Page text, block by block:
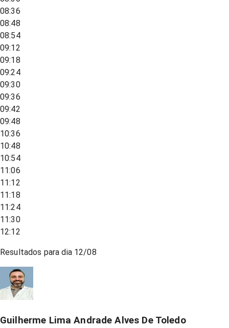
08:36
08:48
08:54
09:12
09:18
09:24
09:30
09:36
09:42
09:48
10:36
10:48
10:54
11:06
11:12
11:18
11:24
11:30
12:12
Resultados para dia 12/08
Guilherme Lima Andrade Alves De Toledo